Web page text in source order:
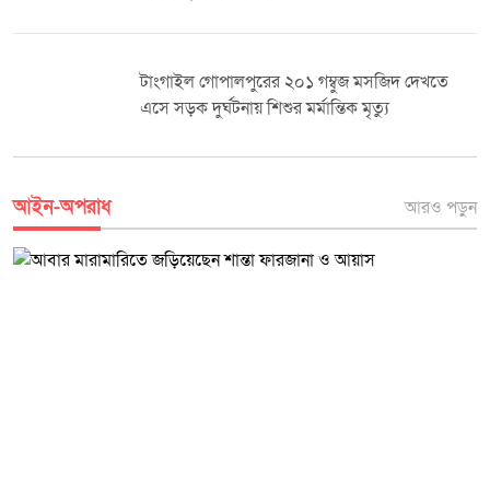
টাংগাইল গোপালপুরের ২০১ গম্বুজ মসজিদ দেখতে
এসে সড়ক দুর্ঘটনায় শিশুর মর্মান্তিক মৃত্যু
আইন-অপরাধ আরও পড়ুন